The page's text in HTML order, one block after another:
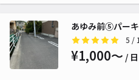
あゆみ前⑤パー
5 /
¥1,000〜 / 日